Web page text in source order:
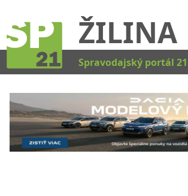
ŽILINA
Spravodajský portál